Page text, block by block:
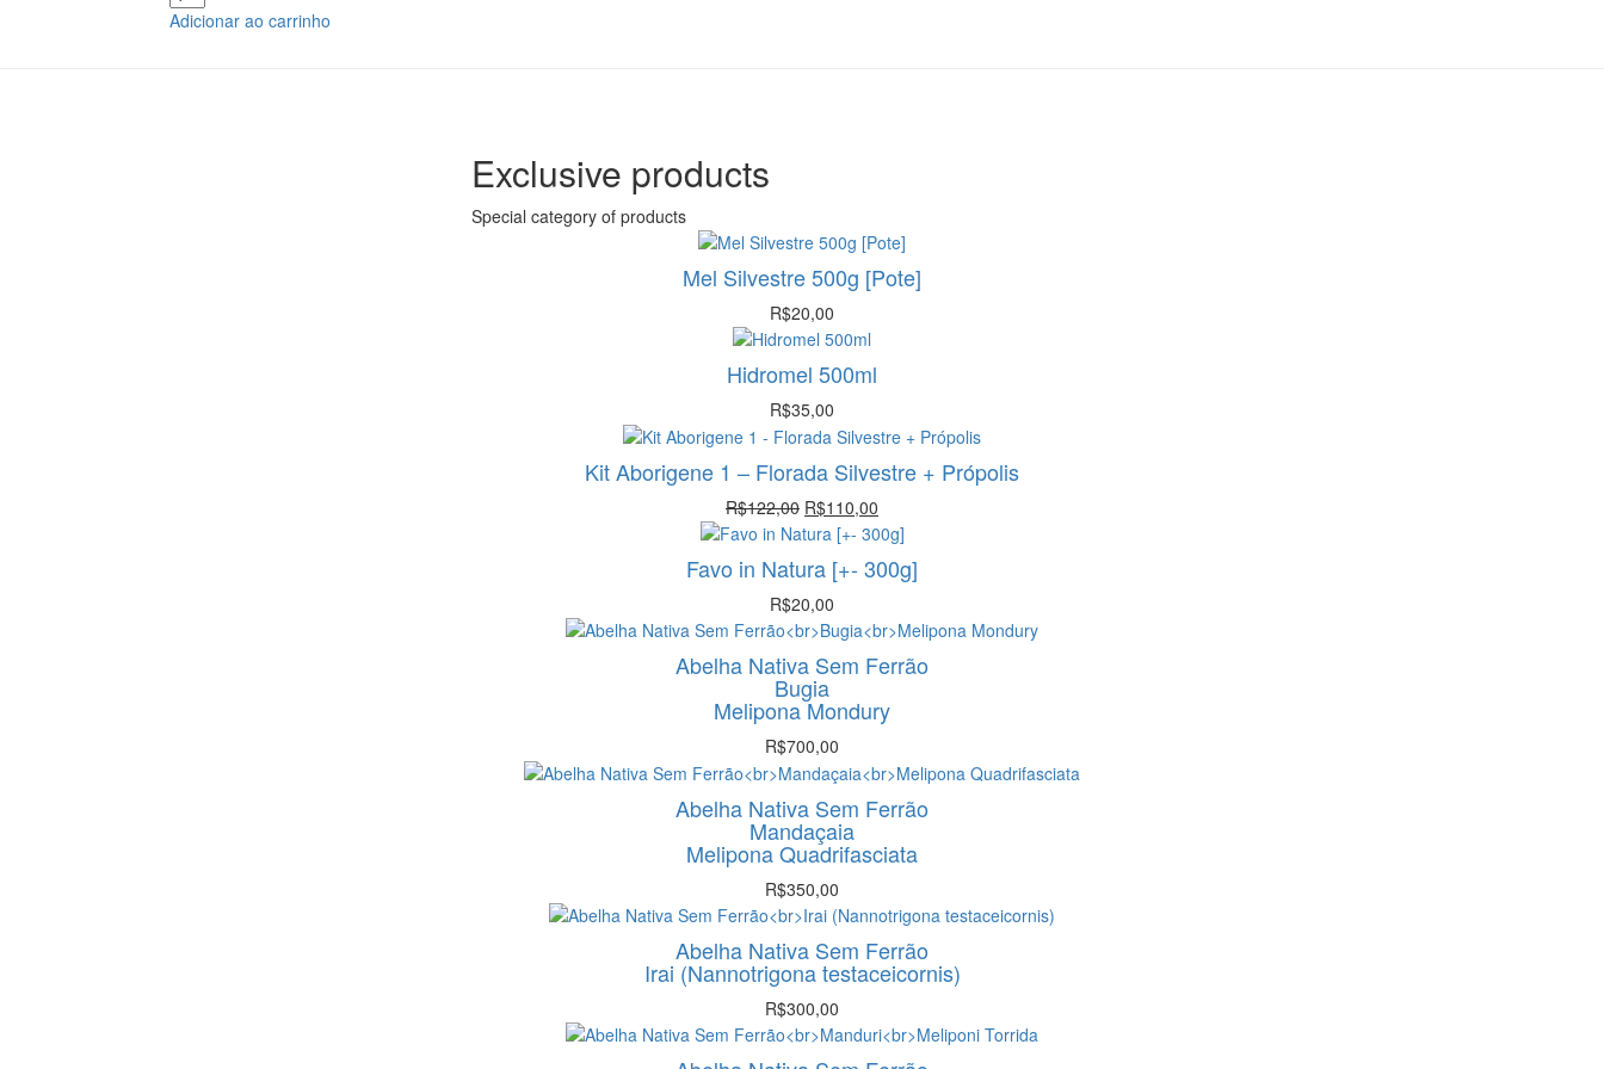
Adicionar ao carrinho
Exclusive products
Special category of products
Mel Silvestre 500g [Pote]
R$20,00
Hidromel 500ml
R$35,00
Kit Aborigene 1 – Florada Silvestre + Própolis
R$122,00 O
preço
era:
R$122,00.
R$110,00
preço
é:
Favo in Natura [+- 300g]
R$20,00
Abelha Nativa Sem Ferrão
Bugia
Melipona Mondury
R$700,00
Abelha Nativa Sem Ferrão
Mandaçaia
Melipona Quadrifasciata
R$350,00
Abelha Nativa Sem Ferrão
Irai (Nannotrigona testaceicornis)
R$300,00